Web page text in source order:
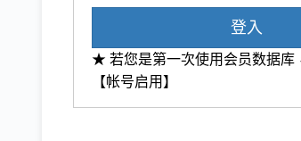
登入
★ 若您是第一次使用会员数据库
【帐号启用】